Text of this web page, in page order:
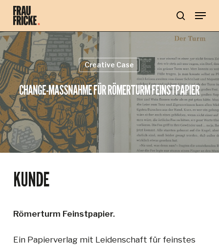
main
content
search
Menu
Creative Case
CHANGE-MASSNAHME FÜR RÖMERTURM FEINSTPAPIER
KUNDE
Römerturm Feinstpapier.
Ein Papierverlag mit Leidenschaft für feinstes